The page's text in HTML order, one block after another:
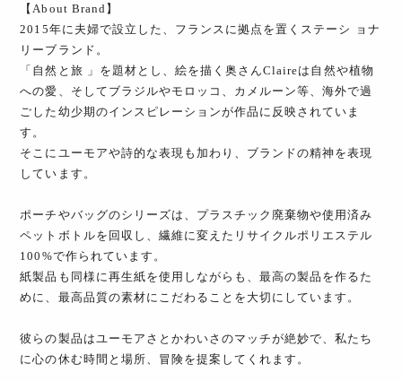
【About Brand】
2015年に夫婦で設立した、フランスに拠点を置くステーシ ョナ
リーブランド。
「自然と旅 」を題材とし、絵を描く奥さんClaireは自然や植物
への愛、そしてブラジルやモロッコ、カメルーン等、海外で過
ごした幼少期のインスピレーションが作品に反映されていま
す。
そこにユーモアや詩的な表現も加わり、ブランドの精神を表現
しています。
ポーチやバッグのシリーズは、プラスチック廃棄物や使用済み
ペットボトルを回収し、繊維に変えたリサイクルポリエステル
100%で作られています。
紙製品も同様に再生紙を使用しながらも、最高の製品を作るた
めに、最高品質の素材にこだわることを大切にしています。
彼らの製品はユーモアさとかわいさのマッチが絶妙で、私たち
に心の休む時間と場所、冒険を提案してくれます。